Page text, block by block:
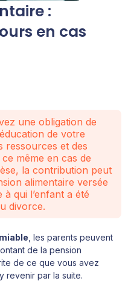
:
en cas
une obligation de
de votre
ressources et des
même en cas de
la contribution peut
alimentaire versée
qui l’enfant a été
divorce.
, les parents peuvent
de la pension
de ce que vous avez
revenir par la suite.